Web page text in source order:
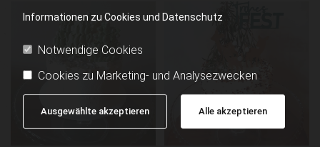
Informationen zu Cookies und Datenschutz
Notwendige Cookies
Cookies zu Marketing- und Analysezwecken
Ausgewählte akzeptieren Alle akzeptieren